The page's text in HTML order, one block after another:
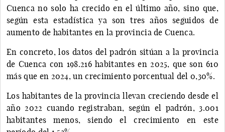
Cuenca no solo ha crecido en el último año, sino que,
según esta estadística ya son tres años seguidos de
aumento de habitantes en la provincia de Cuenca.
En concreto, los datos del padrón sitúan a la provincia
de Cuenca con 198.216 habitantes en 2025, que son 610
más que en 2024, un crecimiento porcentual del 0,30%.
Los habitantes de la provincia llevan creciendo desde el
año 2022 cuando registraban, según el padrón, 3.001
habitantes menos, siendo el crecimiento en este